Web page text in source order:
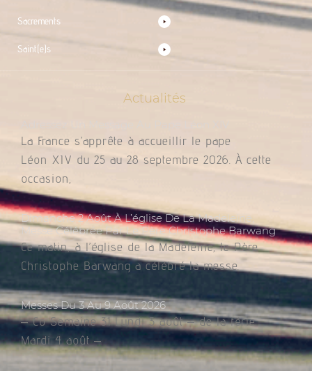
Sacrements
Saint(e)s
Actualités
La France s’apprête à accueillir le pape
Léon XIV du 25 au 28 septembre 2026. À cette
occasion,
Dimanche 2 Août À L’église De La Madeleine,
Messe Célébrée Par Le Père Christophe Barwang
Ce matin, à l’église de la Madeleine, le Père
Christophe Barwang a célébré la messe.
Messes Du 3 Au 9 Août 2026
– Co Semaine 31 Lundi 3 août – de la férie
Mardi 4 août –